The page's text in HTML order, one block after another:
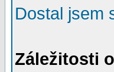
Dostal jsem
Záležitosti